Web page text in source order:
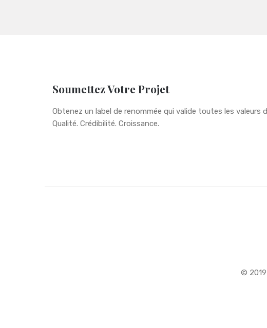
Soumettez Votre Projet
Obtenez un label de renommée qui valide toutes les valeurs
Qualité. Crédibilité. Croissance.
©